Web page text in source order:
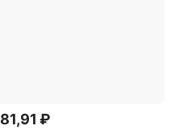
81,91 ₽